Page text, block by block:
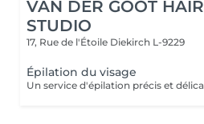
VAN DER GOOT HAIR
STUDIO
17, Rue de l'Étoile Diekirch L-9229
Épilation du visage